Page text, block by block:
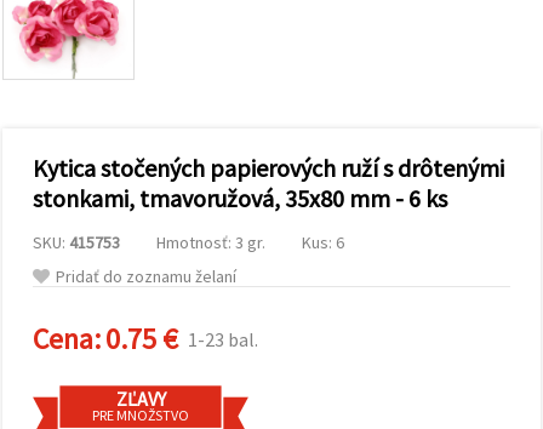
reklamu, aj
s pomocou
našich
partnerov
Môžete
súhlasiť s
používaním
súborov
cookie
kliknutím
Alebo
uviesť svoje
preferencie
Kytica stočených papierových ruží s drôtenými
stonkami, tmavoružová, 35x80 mm - 6 ks
SKU: 415753 Hmotnosť: 3 gr.
Kus: 6
Pridať do zoznamu želaní
Cena:0.75 € 1-23 bal.
ZĽAVY
PRE MNOŽSTVO